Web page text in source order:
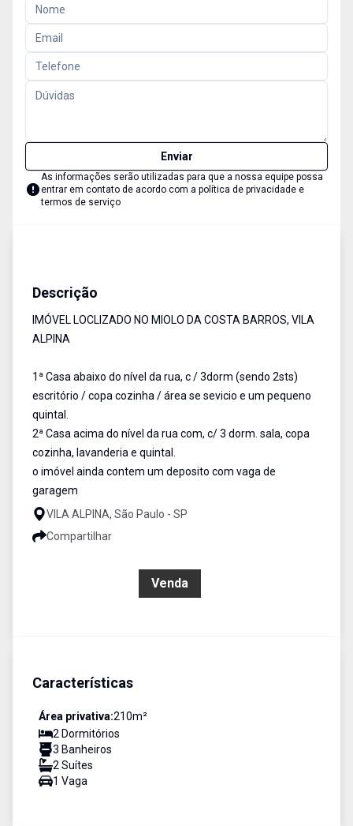
Enviar
As informações serão utilizadas para que a nossa equipe possa
entrar em contato de acordo com a política de privacidade e
termos de serviço
Descrição
IMÓVEL LOCLIZADO NO MIOLO DA COSTA BARROS, VILA
ALPINA
1ª Casa abaixo do nível da rua, c / 3dorm (sendo 2sts)
escritório / copa cozinha / área se sevicio e um pequeno
quintal.
2ª Casa acima do nível da rua com, c/ 3 dorm. sala, copa
cozinha, lavanderia e quintal.
o imóvel ainda contem um deposito com vaga de
garagem
VILA ALPINA, São Paulo - SP
Compartilhar
Venda
Características
Área privativa:210m²
2 Dormitórios
3 Banheiros
2 Suítes
1 Vaga